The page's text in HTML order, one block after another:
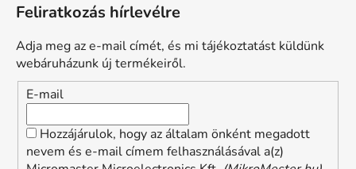
Feliratkozás hírlevélre
Adja meg az e-mail címét, és mi tájékoztatást küldünk
webáruházunk új termékeiről.
E-mail
Hozzájárulok, hogy az általam önként megadott
nevem és e-mail címem felhasználásával a(z)